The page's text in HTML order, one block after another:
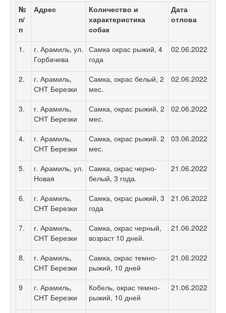
№
п/
п
Адрес
Количество и
характеристика
собак
Дата
отлова
1.
г. Арамиль, ул.
Горбачева
Самка окрас рыжий, 4
года
02.06.2022
2.
г. Арамиль,
СНТ Березки
Самка, окрас белый, 2
мес.
02.06.2022
3.
г. Арамиль,
СНТ Березки
Самка, окрас рыжий, 2
мес.
02.06.2022
4.
г. Арамиль,
СНТ Березки
Самка, окрас рыжий. 2
мес.
03.06.2022
5.
г. Арамиль, ул.
Новая
Самка, окрас черно-
белый, 3 года.
21.06.2022
6.
г. Арамиль,
СНТ Березки
Самка, окрас рыжий, 3
года
21.06.2022
7.
г. Арамиль,
СНТ Березки
Самка, окрас черный,
возраст 10 дней.
21.06.2022
8.
г. Арамиль,
СНТ Березки
Самка, окрас темно-
рыжий, 10 дней
21.06.2022
9
г. Арамиль,
СНТ Березки
Кобель, окрас темно-
рыжий, 10 дней
21.06.2022